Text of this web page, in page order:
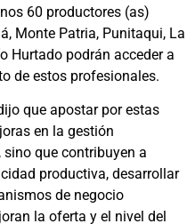
60 productores (as)
Monte Patria, Punitaqui, La
Hurtado podrán acceder a
de estos profesionales.
que apostar por estas
en la gestión
que contribuyen a
productiva, desarrollar
de negocio
la oferta y el nivel del